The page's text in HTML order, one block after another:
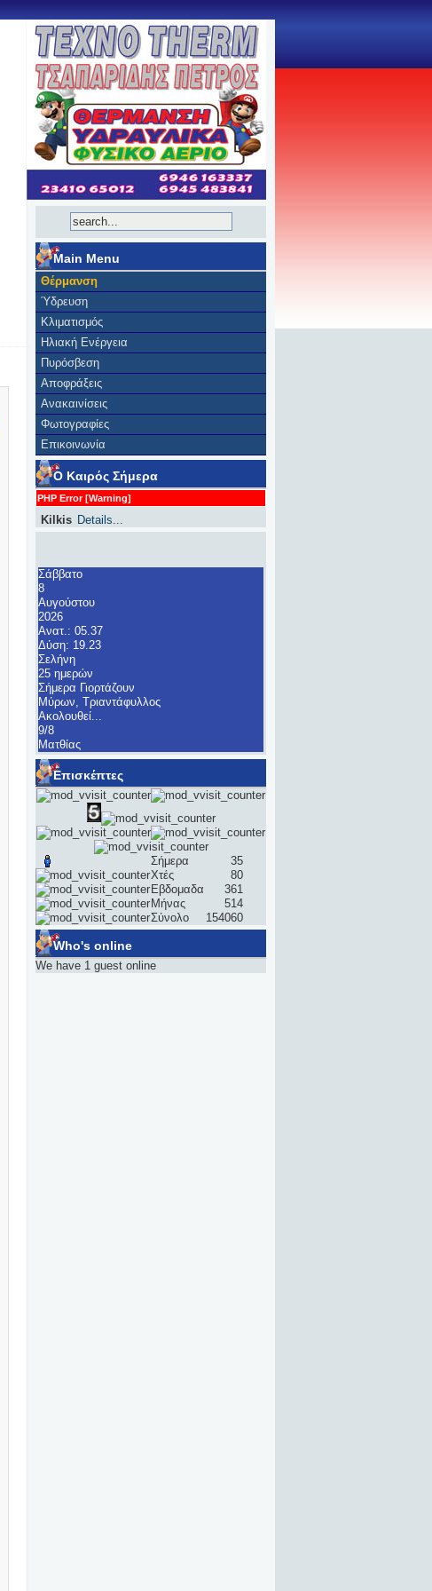
Main Menu
Θέρμανση
Ύδρευση
Κλιματισμός
Ηλιακή Ενέργεια
Πυρόσβεση
Αποφράξεις
Ανακαινίσεις
Φωτογραφίες
Επικοινωνία
Ο Καιρός Σήμερα
PHP Error [Warning]
Kilkis Details...
Σάββατο
8
Αυγούστου
2026
Ανατ.: 05.37
Δύση: 19.23
Σελήνη
25 ημερών
Σήμερα Γιορτάζουν
Μύρων, Τριαντάφυλλος
Ακολουθεί...
9/8
Ματθίας
Επισκέπτες
Σήμερα
35
Χτές
80
Εβδομαδα
361
Μήνας
514
Σύνολο
154060
Who's online
We have 1 guest online